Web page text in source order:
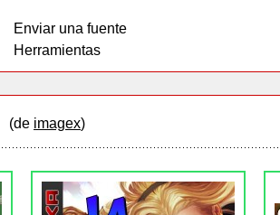
Enviar una fuente
Herramientas
(de imagex)